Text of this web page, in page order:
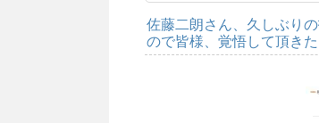
佐藤二朗さん、久しぶり
ので皆様、覚悟して頂きた